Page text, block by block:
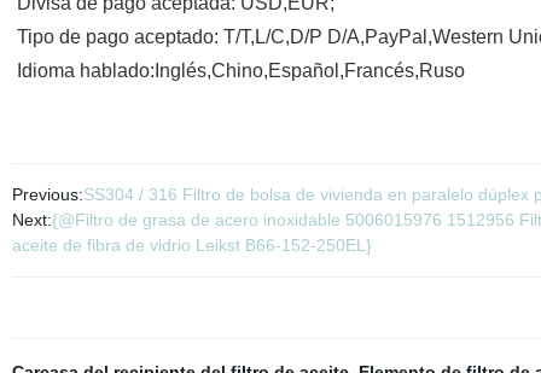
Tipo de pago aceptado: T/T,L/C,D/P D/A,PayPal,Western
Idioma hablado:Inglés,Chino,Español,Francés,Ruso
Previous:SS304 / 316 Filtro de bolsa de vivienda en paralelo dúplex
Next:{@Filtro de grasa de acero inoxidable 5006015976 1512956
aceite de fibra de vidrio Leikst B66-152-250EL}